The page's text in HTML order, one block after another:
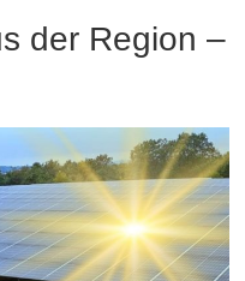
der Region –